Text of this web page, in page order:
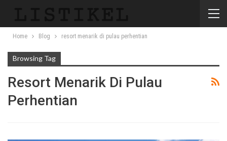
Home Blog resort menarik di pulau perhentian
Browsing Tag
Resort Menarik Di Pulau
Perhentian